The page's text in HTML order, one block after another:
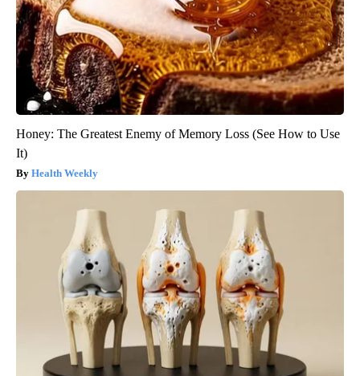
Honey: The Greatest Enemy of Memory Loss (See How to Use
It)
Health Weekly